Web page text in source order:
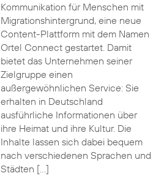
Kommunikation für Menschen mit
Migrationshintergrund, eine neue
Content-Plattform mit dem Namen
Ortel Connect gestartet. Damit
bietet das Unternehmen seiner
Zielgruppe einen
außergewöhnlichen Service: Sie
erhalten in Deutschland
ausführliche Informationen über
ihre Heimat und ihre Kultur. Die
Inhalte lassen sich dabei bequem
nach verschiedenen Sprachen und
Städten […]